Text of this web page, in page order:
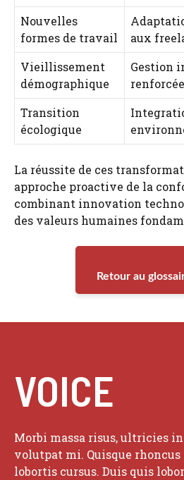
Nouvelles
formes de travail
aux
Vieillissement
démographique
Gestion
renforcée
Transition
écologique
La réussite de ces
approche proactive de la
combinant innovation
des valeurs humaines
Retour au
VOICE
Morbi massa risus, ultricies
volutpat mi. Quisque
lobortis cursus. Duis quis